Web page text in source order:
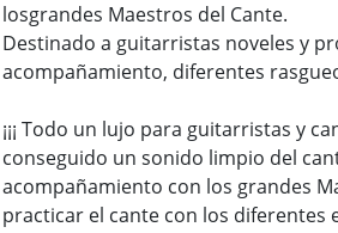
losgrandes Maestros del Cante.
Destinado a guitarristas noveles y
acompañamiento, diferentes
¡¡¡ Todo un lujo para guitarristas y
conseguido un sonido limpio del
acompañamiento con los grandes
practicar el cante con los diferentes